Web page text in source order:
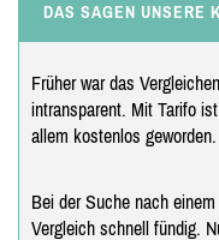
DAS SAGEN UNSERE
Früher war das
intransparent. Mit Tarifo
allem kostenlos geworden.
Bei der Suche nach
Vergleich schnell fündig.